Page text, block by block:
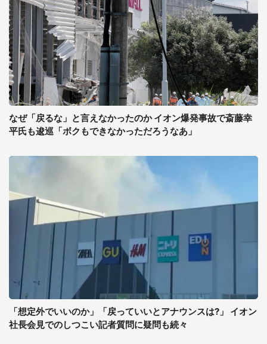
なぜ「戻るな」と言えなかったのか イオン爆発事故で斎藤幸
平氏も逡巡「ボクもできなかっただろうなあ」
「想定外でいいのか」「戻っていいとアナウンスは?」 イオン
社長会見でのしつこい記者質問に疑問も続々